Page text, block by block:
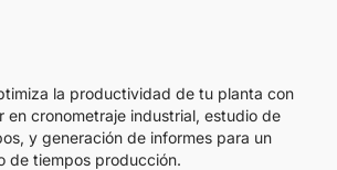
la productividad de tu planta con
en cronometraje industrial, estudio de
y generación de informes para un
de tiempos producción.